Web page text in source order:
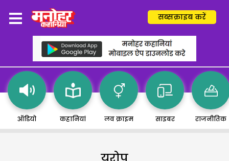
सब्सक्राइब करें
ऑडियो कहानियां लव क्राइम साइबर राजनीतिक